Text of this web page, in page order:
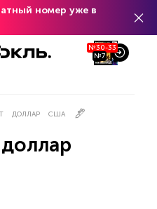
номер уже в
№30-33
№7
ДОЛЛАР США